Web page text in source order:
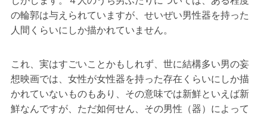
の輪郭は与えられていますが、せいぜい男性器を持った
人間くらいにしか描かれていません。
これ、実はすごいことかもしれず、世に結構多い男の妄
想映画では、女性が女性器を持った存在くらいにしか描
かれていないものもあり、その意味では新鮮といえば新
鮮なんですが、ただ如何せん、その男性（器）によって